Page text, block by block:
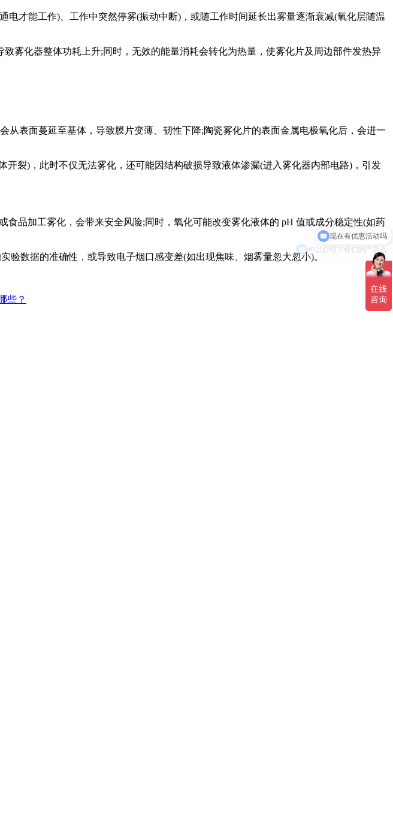
才能工作)、工作中突然停雾(振动中断)，或随工作时间延长出雾量逐渐衰减(氧化层随温
化器整体功耗上升;同时，无效的能量消耗会转化为热量，使雾化片及周边部件发热异
面蔓延至基体，导致膜片变薄、韧性下降;陶瓷雾化片的表面金属电极氧化后，会进一
)，此时不仅无法雾化，还可能因结构破损导致液体渗漏(进入雾化器内部电路)，引发
品加工雾化，会带来安全风险;同时，氧化可能改变雾化液体的 pH 值或成分稳定性(如药
数据的准确性，或导致电子烟口感变差(如出现焦味、烟雾量忽大忽小)。
些？
可以介绍下你们的产品么
现在有优惠活动吗